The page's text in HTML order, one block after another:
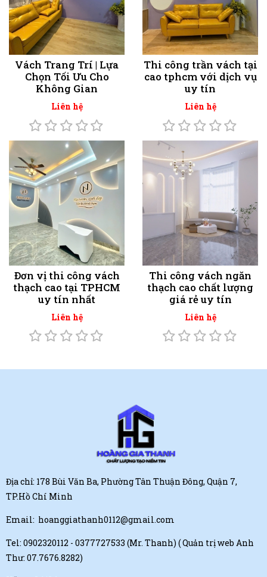
Vách Trang Trí | Lựa
Chọn Tối Ưu Cho
Không Gian
Liên hệ
Thi công trần vách tại
cao tphcm với dịch vụ
uy tín
Liên hệ
Đơn vị thi công vách
thạch cao tại TPHCM
uy tín nhất
Liên hệ
Thi công vách ngăn
thạch cao chất lượng
giá rẻ uy tín
Liên hệ
Địa chỉ: 178 Bùi Văn Ba, Phường Tân Thuận Đông, Quận 7,
TP.Hồ Chí Minh
Email: hoanggiathanh0112@gmail.com
Tel: 0902320112 - 0377727533 (Mr. Thanh) ( Quản trị web Anh
Thư: 07.7676.8282)